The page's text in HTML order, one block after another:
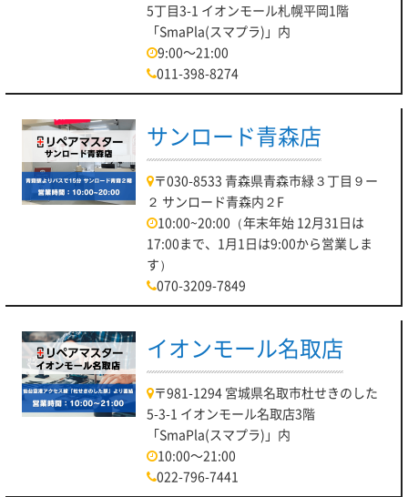
5丁目3-1 イオンモール札幌平岡1階
「SmaPla(スマプラ)」内
9:00～21:00
011-398-8274
サンロード青森店
〒030-8533 青森県青森市緑３丁目９ー
２ サンロード青森内２F
10:00~20:00（年末年始 12月31日は
17:00まで、1月1日は9:00から営業しま
す）
070-3209-7849
イオンモール名取店
〒981-1294 宮城県名取市杜せきのした
5-3-1 イオンモール名取店3階
「SmaPla(スマプラ)」内
10:00～21:00
022-796-7441